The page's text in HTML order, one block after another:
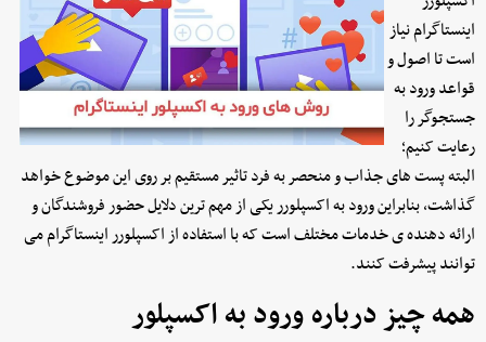
اینستاگرام نیاز
است تا اصول و
قواعد ورود به
جستجوگر را
رعایت کنیم؛
البته پست های جذاب و منحصر به فرد تاثیر مستقیم بر روی این موضوع خواهد
گذاشت، بنابراین ورود به اکسپلورر یکی از مهم ترین دلایل حضور فروشندگان و
ارائه دهنده ی خدمات مختلف است که با استفاده از اکسپلورر اینستاگرام می
توانند پیشرفت کنند.
همه چیز درباره ورود به اکسپلور